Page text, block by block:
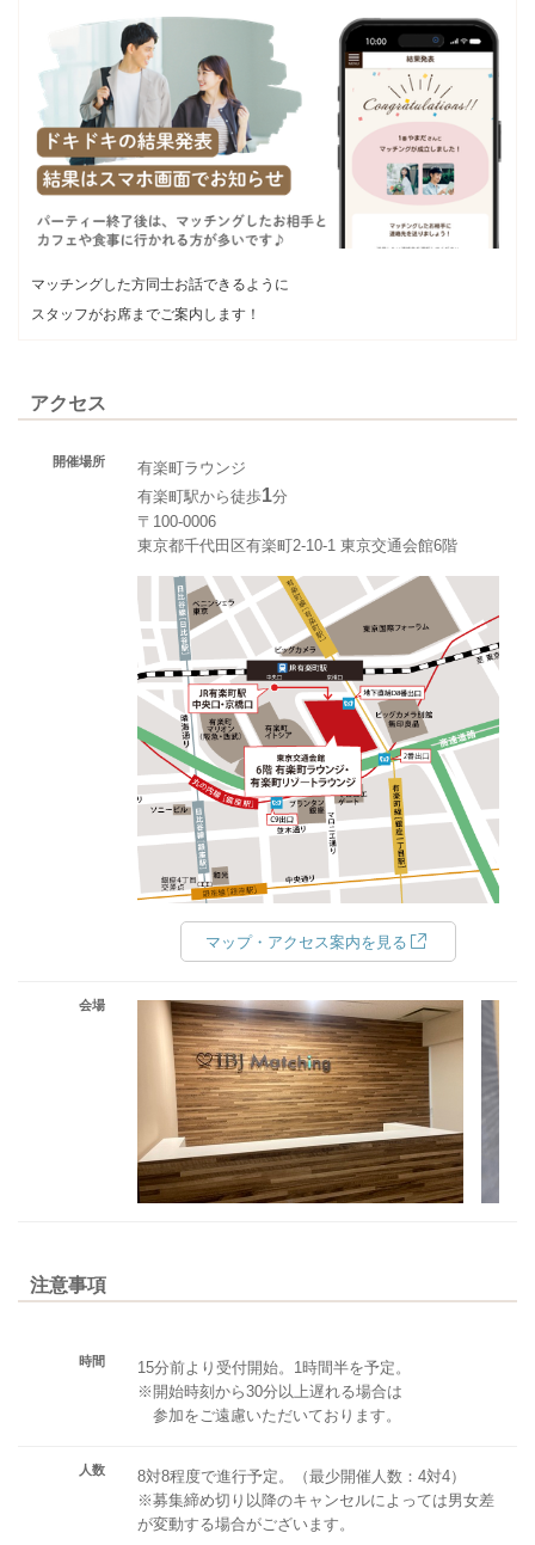
マッチングした方同士お話できるように
スタッフがお席までご案内します！
アクセス
開催場所
有楽町ラウンジ
有楽町駅から徒歩1分
〒100-0006
東京都千代田区有楽町2-10-1 東京交通会館6階
マップ・アクセス案内を見る
会場
注意事項
時間
15分前より受付開始。1時間半を予定。
※開始時刻から30分以上遅れる場合は
参加をご遠慮いただいております。
人数
8対8程度で進行予定。（最少開催人数：4対4）
※募集締め切り以降のキャンセルによっては男女差
が変動する場合がございます。